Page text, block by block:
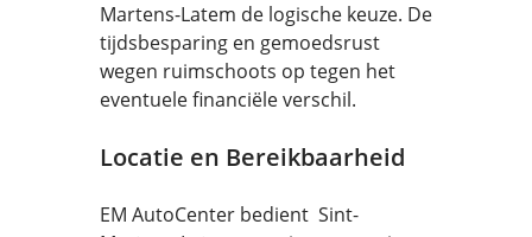
Martens-Latem de logische keuze. De
tijdsbesparing en gemoedsrust
wegen ruimschoots op tegen het
eventuele financiële verschil.
Locatie en Bereikbaarheid
EM AutoCenter bedient Sint-